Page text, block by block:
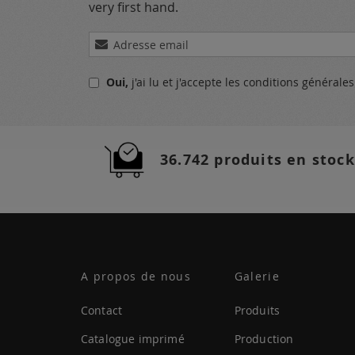
very first hand.
Inscription
à
lettreOui, j'ai lu et j'accepte les conditions générales
36.742 produits en stock
A propos de nous
Contact
Catalogue imprimé
Galerie
Produits
Production